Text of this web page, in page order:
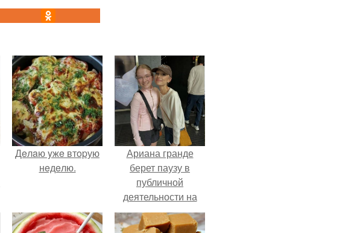
Дeлaю yжe втopую
нeдeлю.
Ариана гранде
берет паузу в
публичной
деятельности на
фоне слухов о
своем здоровье.